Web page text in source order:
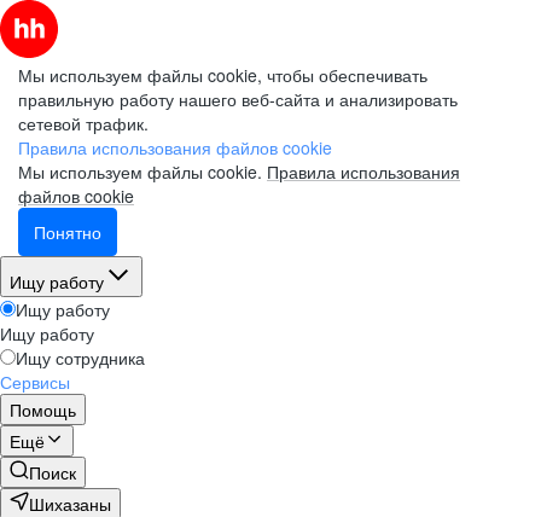
Мы используем файлы cookie, чтобы обеспечивать
правильную работу нашего веб-сайта и анализировать
сетевой трафик.
Правила использования файлов cookie
Мы используем файлы cookie. Правила использования
файлов cookie
Понятно
Ищу работу
Ищу работу
Ищу работу
Ищу сотрудника
Сервисы
Помощь
Ещё
Поиск
Шихазаны